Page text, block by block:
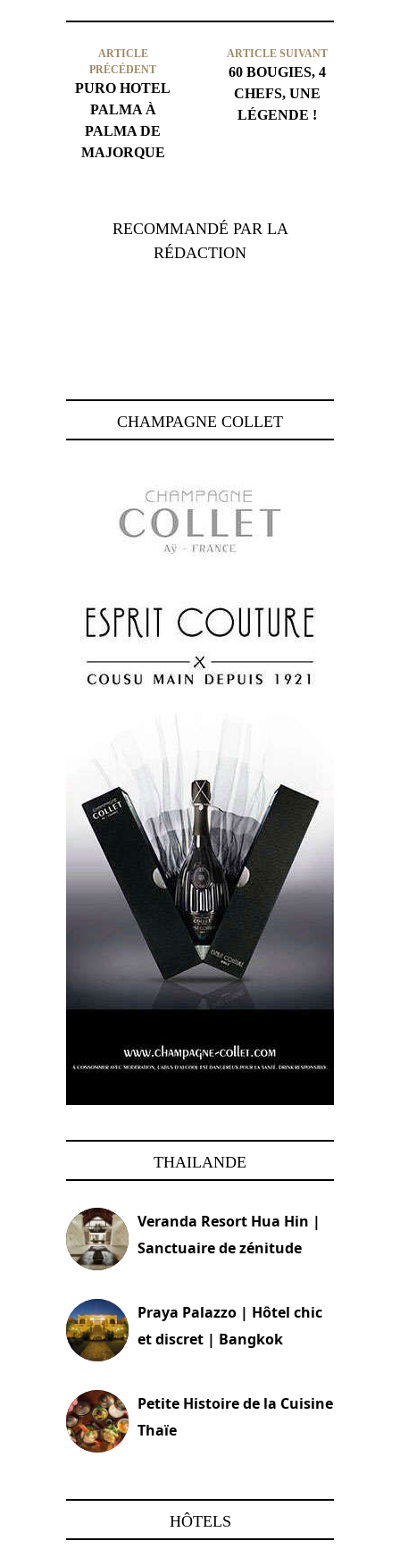
ARTICLE
PRÉCÉDENT
PURO HOTEL
PALMA À
PALMA DE
MAJORQUE
ARTICLE SUIVANT
60 BOUGIES, 4
CHEFS, UNE
LÉGENDE !
RECOMMANDÉ PAR LA
RÉDACTION
CHAMPAGNE COLLET
THAILANDE
Veranda Resort Hua Hin |
Sanctuaire de zénitude
Praya Palazzo | Hôtel chic
et discret | Bangkok
Petite Histoire de la Cuisine
Thaïe
HÔTELS